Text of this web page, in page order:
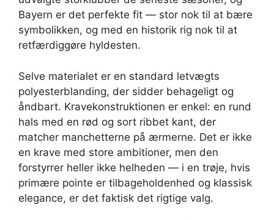
Bayern er det perfekte fit — stor nok til at bære
symbolikken, og med en historik rig nok til at
retfærdiggøre hyldesten.
Selve materialet er en standard letvægts
polyesterblanding, der sidder behageligt og
åndbart. Kravekonstruktionen er enkel: en rund
hals med en rød og sort ribbet kant, der
matcher manchetterne på ærmerne. Det er ikke
en krave med store ambitioner, men den
forstyrrer heller ikke helheden — i en trøje, hvis
primære pointe er tilbageholdenhed og klassisk
elegance, er det faktisk det rigtige valg.